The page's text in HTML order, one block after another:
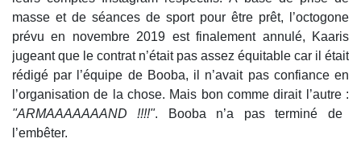
masse et de séances de sport pour être prêt, l’octogone
prévu en novembre 2019 est finalement annulé, Kaaris
jugeant que le contrat n’était pas assez équitable car il était
rédigé par l’équipe de Booba, il n’avait pas confiance en
l’organisation de la chose. Mais bon comme dirait l’autre :
"ARMAAAAAAAND !!!!". Booba n’a pas terminé de
l’embêter.